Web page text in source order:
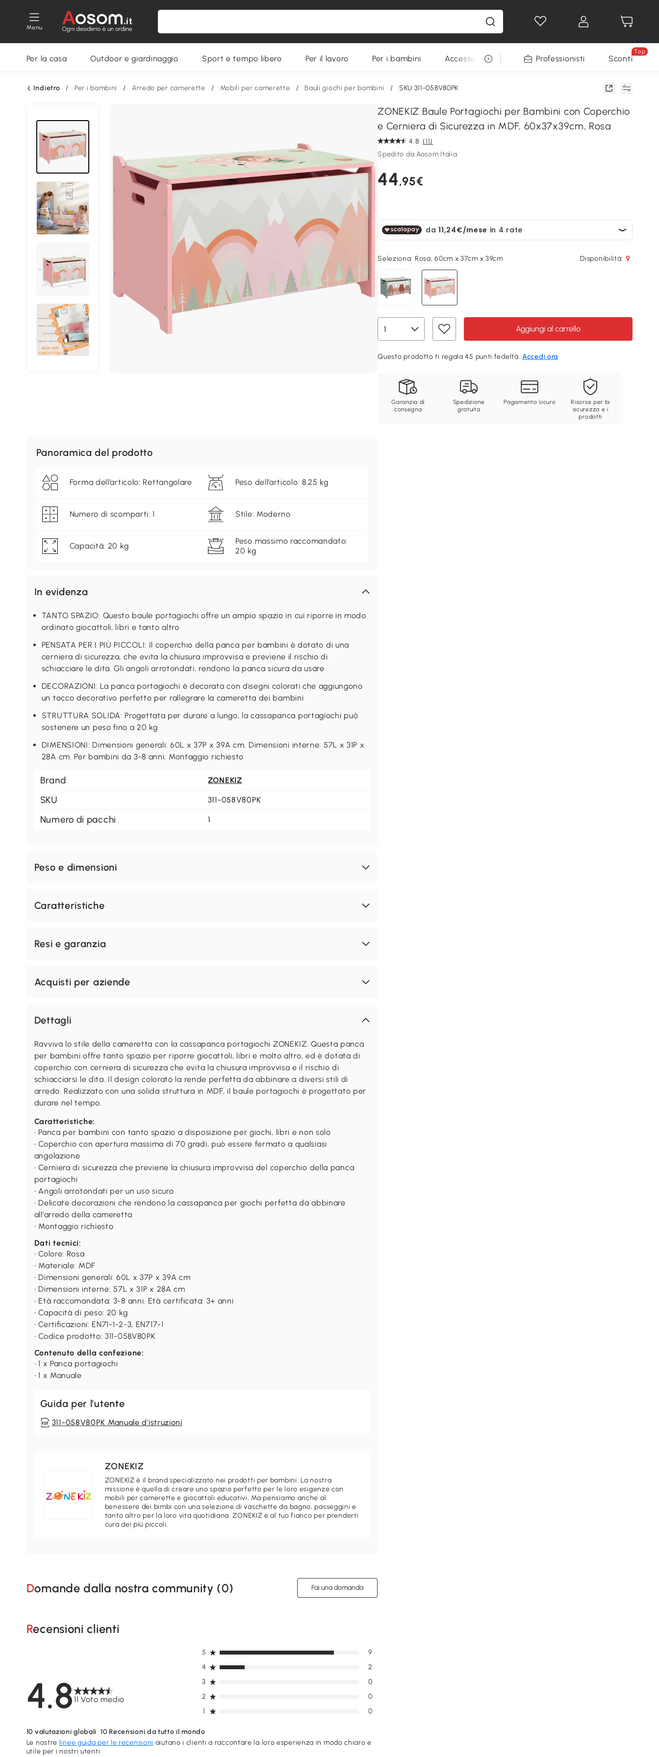
Menu
Per la casa Outdoor e giardinaggio Sport e tempo libero Per il lavoro Per i bambini Accessori per animali Professionisti Sconti
Top
Indietro / Per i bambini / Arredo per camerette / Mobili per camerette / Bauli giochi per bambini / SKU:311-058V80PK
ZONEKIZ Baule Portagiochi per Bambini con Coperchio
e Cerniera di Sicurezza in MDF, 60x37x39cm, Rosa
4.8 (11)
Spedito da Aosom Italia
44,95€
Seleziona: Rosa, 60cm x 37cm x 39cm Disponibilità: 9
Aggiungi al carrello
Questo prodotto ti regala 45 punti fedeltà.Accedi ora
Garanzia di
consegna
Spedizione
gratuita
Pagamento sicuro
Risorse per la
sicurezza e i
prodotti
Panoramica del prodotto
Forma dell’articolo: Rettangolare Peso dell’articolo: 8.25 kg
Numero di scomparti: 1 Stile: Moderno
Capacità: 20 kg
Peso massimo raccomandato:
20 kg
In evidenza
TANTO SPAZIO: Questo baule portagiochi offre un ampio spazio in cui riporre in modo
ordinato giocattoli, libri e tanto altro
PENSATA PER I PIÙ PICCOLI: Il coperchio della panca per bambini è dotato di una
cerniera di sicurezza, che evita la chiusura improvvisa e previene il rischio di
schiacciare le dita. Gli angoli arrotondati, rendono la panca sicura da usare
DECORAZIONI: La panca portagiochi è decorata con disegni colorati che aggiungono
un tocco decorativo perfetto per rallegrare la cameretta dei bambini
STRUTTURA SOLIDA: Progettata per durare a lungo, la cassapanca portagiochi può
sostenere un peso fino a 20 kg
DIMENSIONI: Dimensioni generali: 60L x 37P x 39A cm. Dimensioni interne: 57L x 31P x
28A cm. Per bambini da 3-8 anni. Montaggio richiesto
Brand ZONEKIZ
SKU 311-058V80PK
Numero di pacchi 1
Peso e dimensioni
Caratteristiche
Resi e garanzia
Acquisti per aziende
Dettagli
Ravviva lo stile della cameretta con la cassapanca portagiochi ZONEKIZ. Questa panca
per bambini offre tanto spazio per riporre giocattoli, libri e molto altro, ed è dotata di
coperchio con cerniera di sicurezza che evita la chiusura improvvisa e il rischio di
schiacciarsi le dita. Il design colorato la rende perfetta da abbinare a diversi stili di
arredo. Realizzato con una solida struttura in MDF, il baule portagiochi è progettato per
durare nel tempo.
Caratteristiche:
• Panca per bambini con tanto spazio a disposizione per giochi, libri e non solo
• Coperchio con apertura massima di 70 gradi, può essere fermato a qualsiasi
angolazione
• Cerniera di sicurezza che previene la chiusura improvvisa del coperchio della panca
portagiochi
• Angoli arrotondati per un uso sicuro
• Delicate decorazioni che rendono la cassapanca per giochi perfetta da abbinare
all'arredo della cameretta
• Montaggio richiesto
Dati tecnici:
• Colore: Rosa
• Materiale: MDF
• Dimensioni generali: 60L x 37P x 39A cm
• Dimensioni interne: 57L x 31P x 28A cm
• Età raccomandata: 3-8 anni. Età certificata: 3+ anni
• Capacità di peso: 20 kg
• Certificazioni: EN71-1-2-3, EN717-1
• Codice prodotto: 311-058V80PK
Contenuto della confezione:
• 1 x Panca portagiochi
• 1 x Manuale
Guida per l'utente
311-058V80PK Manuale d'istruzioni
ZONEKIZ
ZONEKIZ è il brand specializzato nei prodotti per bambini. La nostra
missione è quella di creare uno spazio perfetto per le loro esigenze con
mobili per camerette e giocattoli educativi. Ma pensiamo anche al
benessere dei bimbi con una selezione di vaschette da bagno, passeggini e
tanto altro per la loro vita quotidiana. ZONEKIZ è al tuo fianco per prenderti
cura dei più piccoli.
Domande dalla nostra community (0) Fai una domanda
Recensioni clienti
4.8 11 Voto medio
1 0
2 0
3 0
4 2
5 9
10 valutazioni globali 10 Recensioni da tutto il mondo
Le nostre linee guida per le recensioni aiutano i clienti a raccontare la loro esperienza in modo chiaro e
utile per i nostri utenti.